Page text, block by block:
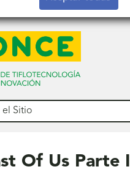
Of Us Parte I